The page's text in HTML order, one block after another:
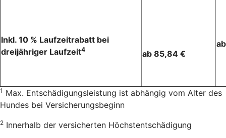
Inkl. 10 % Laufzeitrabatt bei
dreijähriger Laufzeit4 ab 85,84 €
1 Max. Entschädigungsleistung ist abhängig vom Alter des
Hundes bei Versicherungsbeginn
2 Innerhalb der versicherten Höchstentschädigung